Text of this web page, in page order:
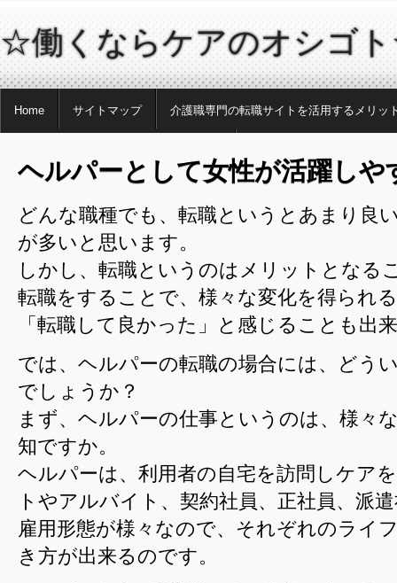
☆働くならケアのオシゴ
Home サイトマップ 介護職専門の転職サイトを活用するメリッ
ヘルパーとして女性が活躍しや
どんな職種でも、転職というとあまり良
が多いと思います。
しかし、転職というのはメリットとなる
転職をすることで、様々な変化を得られ
「転職して良かった」と感じることも出
では、ヘルパーの転職の場合には、どう
でしょうか？
まず、ヘルパーの仕事というのは、様々
知ですか。
ヘルパーは、利用者の自宅を訪問しケア
トやアルバイト、契約社員、正社員、派
雇用形態が様々なので、それぞれのライ
き方が出来るのです。